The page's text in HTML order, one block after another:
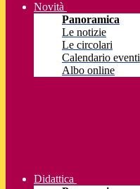
Novità
Panoramica
Le notizie
Le circolari
Calendario eventi
Albo online
Didattica